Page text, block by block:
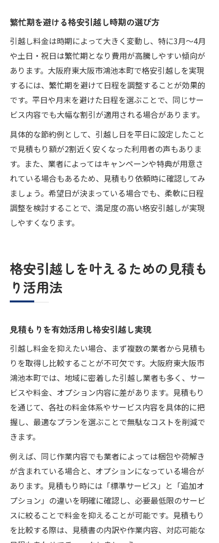
繁忙期を避ける格安引越し時期の選び方
引越し料金は時期によって大きく変動し、特に3月～4月
や土日・祝日は繁忙期となり費用が高騰しやすい傾向が
あります。大阪府東大阪市鴻池本町で格安引越しを実現
するには、繁忙期を避けて日程を調整することが効果的
です。平日や月末を避けた日程を選ぶことで、同じサー
ビス内容でも大幅な割引が適用される場合があります。
具体的な節約例として、引越し日を平日に設定したこと
で見積もり額が2割近く安くなった利用者の声もありま
す。また、業者によってはキャンペーンや特典が用意さ
れている場合もあるため、見積もり依頼時に確認してみ
ましょう。希望日が決まっている場合でも、柔軟に日程
調整を検討することで、満足度の高い格安引越しが実現
しやすくなります。
格安引越しを叶えるための見積も
り活用法
見積もりを有効活用し格安引越し実現
引越し料金を抑えたい場合、まず複数の業者から見積も
りを取得し比較することが不可欠です。大阪府東大阪市
鴻池本町では、地域に密着した引越し業者も多く、サー
ビスや料金、オプション内容に差があります。見積もり
を通じて、各社の料金体系やサービス内容を具体的に把
握し、最適なプランを選ぶことで無駄なコストを削減で
きます。
例えば、同じ作業内容でも業者によっては梱包や荷解き
が含まれている場合と、オプションになっている場合が
あります。見積もり時には「標準サービス」と「追加オ
プション」の違いを明確に確認し、必要最低限のサービ
スに絞ることで料金を抑えることが可能です。見積もり
を比較する際は、見積書の内訳や作業内容、対応可能な